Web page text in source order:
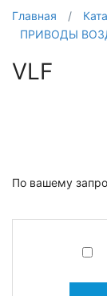
Главная /
ПРИВОДЫ
VLF
По вашему